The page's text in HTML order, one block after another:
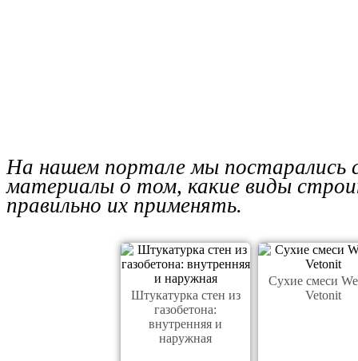
На нашем портале мы постарались
материалы о том, какие виды
правильно их применять.
Штукатурка стен из
газобетона:
внутренняя и
наружная
Сухие смеси
Vetonit